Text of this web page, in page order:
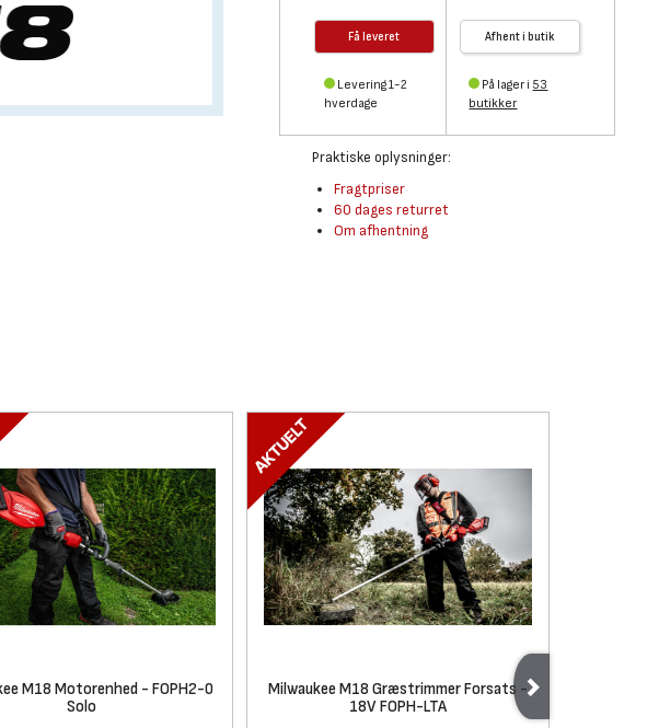
Få leveret
Levering 1-2
hverdage
Afhent i butik
På lager i 53
butikker
Praktiske oplysninger:
Fragtpriser
60 dages returret
Om afhentning
M18 Motorenhed - FOPH2-0
Solo
Milwaukee M18 Græstrimmer Forsats -
18V FOPH-LTA